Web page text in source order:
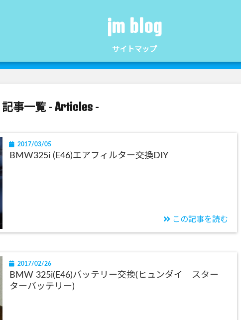
jm blog
サイトマップ
事一覧 - Articles-
2017/03/05
BMW325i (E46)エアフィルター交換DIY
この記事を読む
2017/02/26
BMW 325i(E46)バッテリー交換(ヒュンダイ スター
ターバッテリー)